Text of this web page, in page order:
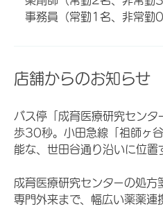
事務員（常勤1名、非常勤0
店舗からのお知らせ
バス停「成育医療研究センタ
歩30秒。小田急線「祖師ヶ
能な、世田谷通り沿いに位置
成育医療研究センターの処方
専門外来まで、幅広い薬薬連